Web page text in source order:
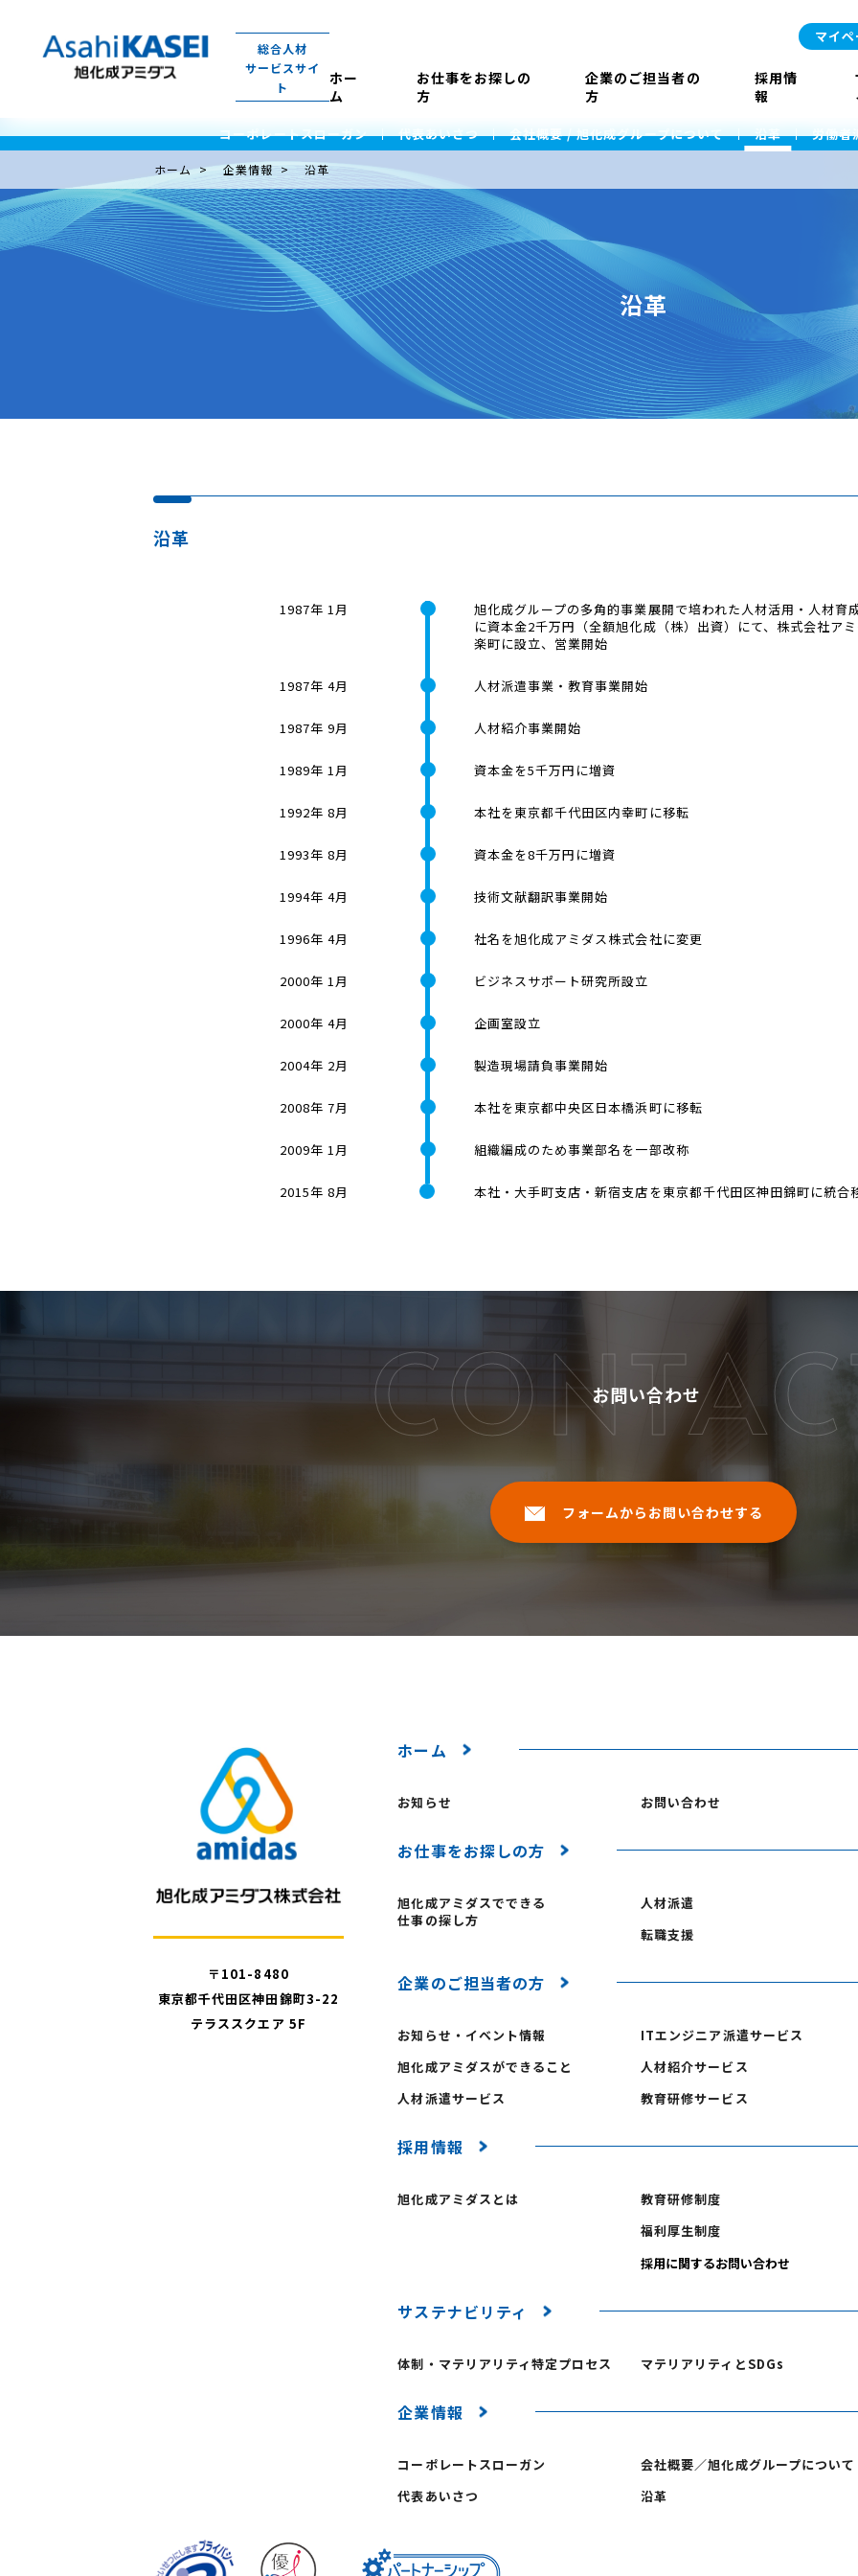
総合人材
サービスサイ
ト
マイ
ホー
ム
お仕事をお探しの
方
企業のご担当者の
方
採用情
報
コーポレートスローガン 代表あいさつ 会社概要 / 旭化成グループについて 沿革 労働者
ホーム 企業情報 沿革
沿革
沿革
1987年 1月
旭化成グループの多角的事業展開で培われた人材活用・人材育
に資本金2千万円（全額旭化成（株）出資）にて、株式会社ア
楽町に設立、営業開始
1987年 4月 人材派遣事業・教育事業開始
1987年 9月 人材紹介事業開始
1989年 1月 資本金を5千万円に増資
1992年 8月 本社を東京都千代田区内幸町に移転
1993年 8月 資本金を8千万円に増資
1994年 4月 技術文献翻訳事業開始
1996年 4月 社名を旭化成アミダス株式会社に変更
2000年 1月 ビジネスサポート研究所設立
2000年 4月 企画室設立
2004年 2月 製造現場請負事業開始
2008年 7月 本社を東京都中央区日本橋浜町に移転
2009年 1月 組織編成のため事業部名を一部改称
2015年 8月 本社・大手町支店・新宿支店を東京都千代田区神田錦町に統合
お問い合わせ
フォームからお問い合わせする
〒101-8480
東京都千代田区神田錦町3-22
テラススクエア 5F
ホーム
お知らせ お問い合わせ
お仕事をお探しの方
旭化成アミダスでできる
仕事の探し方
人材派遣
転職支援
企業のご担当者の方
お知らせ・イベント情報
旭化成アミダスができること
人材派遣サービス
ITエンジニア派遣サービス
人材紹介サービス
教育研修サービス
採用情報
旭化成アミダスとは
教育研修制度
福利厚生制度
サステナビリティ
体制・マテリアリティ特定プロセス マテリアリティとSDGs
企業情報
コーポレートスローガン
代表あいさつ
会社概要／旭化成グループについて
沿革